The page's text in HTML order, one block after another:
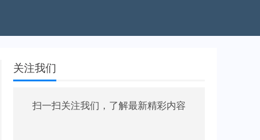
关注我们
扫一扫关注我们，了解最新精彩内容